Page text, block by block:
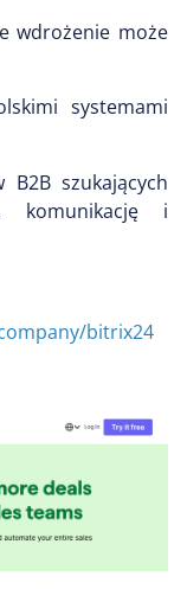
wdrożenie może
systemami
B2B szukających
komunikację i
bitrix24